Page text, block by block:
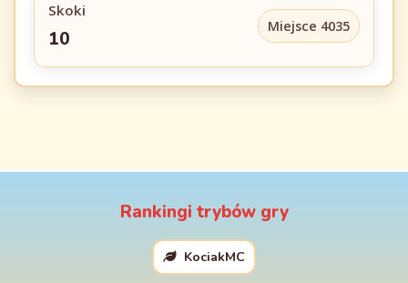
Skoki
10
Miejsce 4035
Rankingi trybów gry
KociakMC